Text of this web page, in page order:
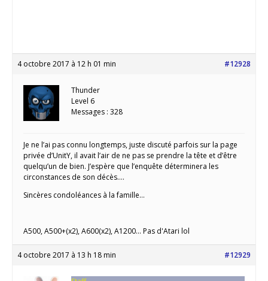
4 octobre 2017 à 12 h 01 min #12928
Thunder
Level 6
Messages : 328
Je ne l’ai pas connu longtemps, juste discuté parfois sur la page
privée d’UnitY, il avait l’air de ne pas se prendre la tête et d’être
quelqu’un de bien. J’espère que l’enquête déterminera les
circonstances de son décès….
Sincères condoléances à la famille…
A500, A500+(x2), A600(x2), A1200... Pas d'Atari lol
4 octobre 2017 à 13 h 18 min #12929